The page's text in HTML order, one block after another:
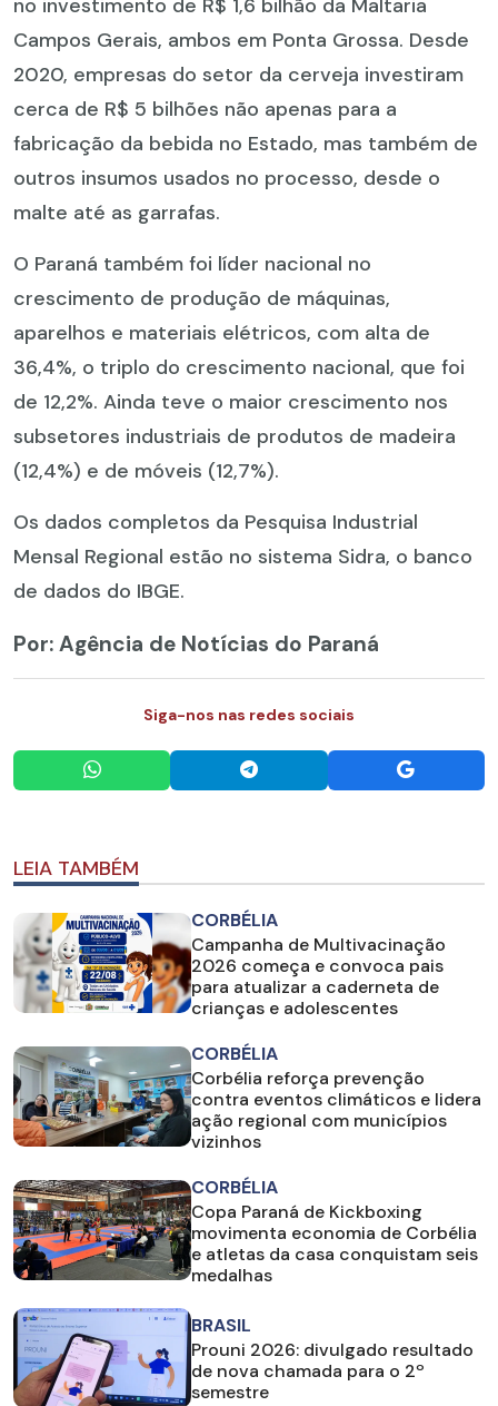
Campos Gerais, ambos em Ponta Grossa. Desde
2020, empresas do setor da cerveja investiram
cerca de R$ 5 bilhões não apenas para a
fabricação da bebida no Estado, mas também de
outros insumos usados no processo, desde o
malte até as garrafas.
O Paraná também foi líder nacional no
crescimento de produção de máquinas,
aparelhos e materiais elétricos, com alta de
36,4%, o triplo do crescimento nacional, que foi
de 12,2%. Ainda teve o maior crescimento nos
subsetores industriais de produtos de madeira
(12,4%) e de móveis (12,7%).
Os dados completos da Pesquisa Industrial
Mensal Regional estão no sistema Sidra, o banco
de dados do IBGE.
Por: Agência de Notícias do Paraná
Siga-nos nas redes sociais
LEIA TAMBÉM
CORBÉLIA
Campanha de Multivacinação
2026 começa e convoca pais
para atualizar a caderneta de
crianças e adolescentes
CORBÉLIA
Corbélia reforça prevenção
contra eventos climáticos e lidera
ação regional com municípios
vizinhos
CORBÉLIA
Copa Paraná de Kickboxing
movimenta economia de Corbélia
e atletas da casa conquistam seis
medalhas
BRASIL
Prouni 2026: divulgado resultado
de nova chamada para o 2º
semestre